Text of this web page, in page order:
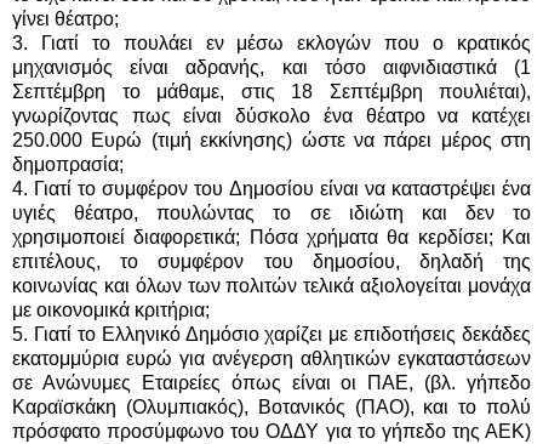
γίνει θέατρο;
3. Γιατί το πουλάει εν μέσω εκλογών που ο κρατικός
μηχανισμός είναι αδρανής, και τόσο αιφνιδιαστικά (1
Σεπτέμβρη το μάθαμε, στις 18 Σεπτέμβρη πουλιέται),
γνωρίζοντας πως είναι δύσκολο ένα θέατρο να κατέχει
250.000 Ευρώ (τιμή εκκίνησης) ώστε να πάρει μέρος στη
δημοπρασία;
4. Γιατί το συμφέρον του Δημοσίου είναι να καταστρέψει ένα
υγιές θέατρο, πουλώντας το σε ιδιώτη και δεν το
χρησιμοποιεί διαφορετικά; Πόσα χρήματα θα κερδίσει; Και
επιτέλους, το συμφέρον του δημοσίου, δηλαδή της
κοινωνίας και όλων των πολιτών τελικά αξιολογείται μονάχα
με οικονομικά κριτήρια;
5. Γιατί το Ελληνικό Δημόσιο χαρίζει με επιδοτήσεις δεκάδες
εκατομμύρια ευρώ για ανέγερση αθλητικών εγκαταστάσεων
σε Ανώνυμες Εταιρείες όπως είναι οι ΠΑΕ, (βλ. γήπεδο
Καραϊσκάκη (Ολυμπιακός), Βοτανικός (ΠΑΟ), και το πολύ
πρόσφατο προσύμφωνο του ΟΔΔΥ για το γήπεδο της ΑΕΚ)